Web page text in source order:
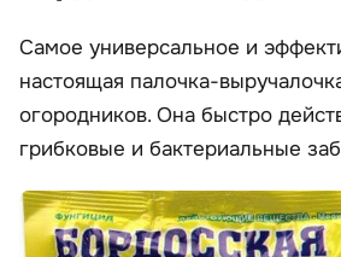
Самое универсальное и
настоящая палочка-
огородников. Она быстро
грибковые и бактериальные